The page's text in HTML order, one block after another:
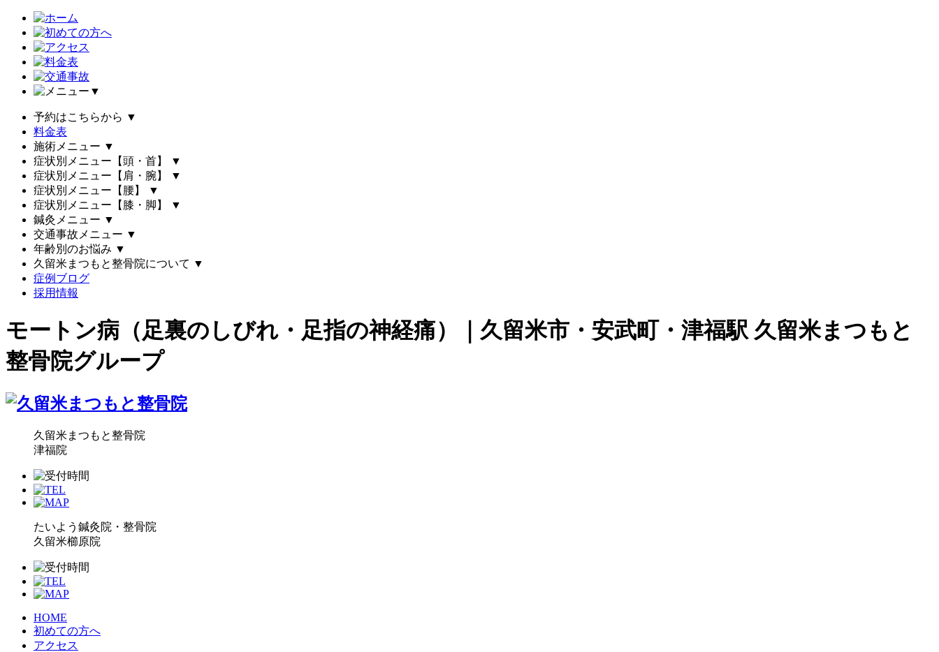
▼
予約はこちらから ▼
料金表
施術メニュー ▼
症状別メニュー【頭・首】
▼
症状別メニュー【肩・腕】
▼
症状別メニュー【腰】
▼
症状別メニュー【膝・脚】
▼
鍼灸メニュー ▼
交通事故メニュー ▼
年齢別のお悩み ▼
久留米まつもと整骨院について ▼
症例ブログ
採用情報
モートン病（足裏のしびれ・足指の神経痛）｜久留米市・安武町・津福駅 久留米まつもと
整骨院グループ
久留米まつもと整骨院
津福院
たいよう鍼灸院・整骨院
久留米櫛原院
HOME
初めての方へ
アクセス